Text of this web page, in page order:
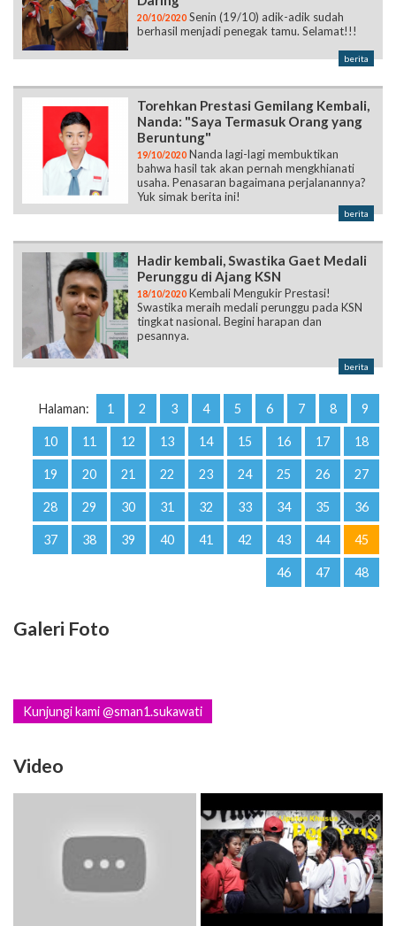
20/10/2020 Senin (19/10) adik-adik sudah
berhasil menjadi penegak tamu. Selamat!!!
berita
Torehkan Prestasi Gemilang Kembali,
Nanda: "Saya Termasuk Orang yang
Beruntung"
19/10/2020 Nanda lagi-lagi membuktikan
bahwa hasil tak akan pernah mengkhianati
usaha. Penasaran bagaimana perjalanannya?
Yuk simak berita ini!
berita
Hadir kembali, Swastika Gaet Medali
Perunggu di Ajang KSN
18/10/2020 Kembali Mengukir Prestasi!
Swastika meraih medali perunggu pada KSN
tingkat nasional. Begini harapan dan
pesannya.
berita
Halaman: 1 2 3 4 5 6 7 8 9
10 11 12 13 14 15 16 17 18
19 20 21 22 23 24 25 26 27
28 29 30 31 32 33 34 35 36
37 38 39 40 41 42 43 44 45
46 47 48
Galeri Foto
Kunjungi kami @sman1.sukawati
Video